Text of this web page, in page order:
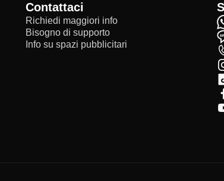
Contattaci
Richiedi maggiori info
Bisogno di supporto
Info su spazi pubblicitari